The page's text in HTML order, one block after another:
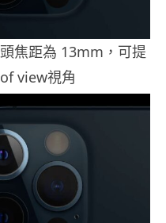
焦距為 13mm，可提
view視角